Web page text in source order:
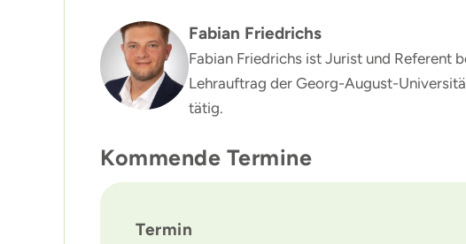
Fabian Friedrichs
Fabian Friedrichs ist Jurist und Referent
Lehrauftrag der Georg-August-
tätig.
Kommende Termine
Termin